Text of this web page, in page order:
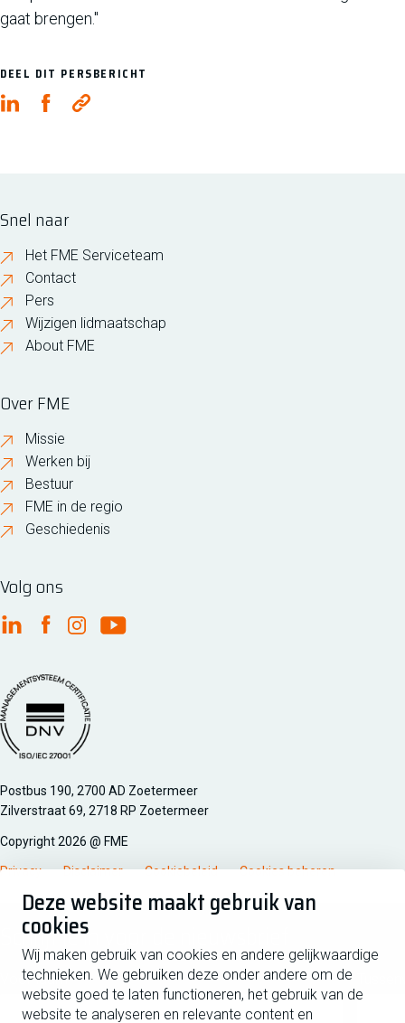
Deze website maakt gebruik van
cookies
Wij maken gebruik van cookies en andere gelijkwaardige
technieken. We gebruiken deze onder andere om de
website goed te laten functioneren, het gebruik van de
website te analyseren en relevante content en
gaat brengen."
DEEL DIT PERSBERICHT
Snel naar
Het FME Serviceteam
Contact
Pers
Wijzigen lidmaatschap
About FME
Over FME
Missie
Werken bij
Bestuur
FME in de regio
Geschiedenis
Volg ons
FME Linkedin
FME Facebook
FME Instagram
FME Youtube
Managementsyteem certificatie DNV iso/iec 27001
Postbus 190, 2700 AD Zoetermeer
Zilverstraat 69, 2718 RP Zoetermeer
Copyright 2026 @ FME
Privacy Disclaimer Cookiebeleid Cookies beheren
Schrijf je in voor de nieuwsbrief
Voornaam